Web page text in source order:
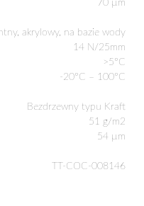
70 µm
akrylowy, na bazie wody
14 N/25mm
>5°C
-20°C – 100°C
Bezdrzewny typu Kraft
51 g/m2
54 µm
TT-COC-008146